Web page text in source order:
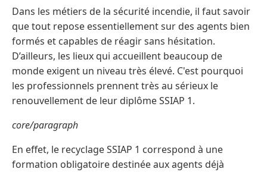
Dans les métiers de la sécurité incendie, il faut savoir
que tout repose essentiellement sur des agents bien
formés et capables de réagir sans hésitation.
D’ailleurs, les lieux qui accueillent beaucoup de
monde exigent un niveau très élevé. C'est pourquoi
les professionnels prennent très au sérieux le
renouvellement de leur diplôme SSIAP 1.
core/paragraph
En effet, le recyclage SSIAP 1 correspond à une
formation obligatoire destinée aux agents déjà